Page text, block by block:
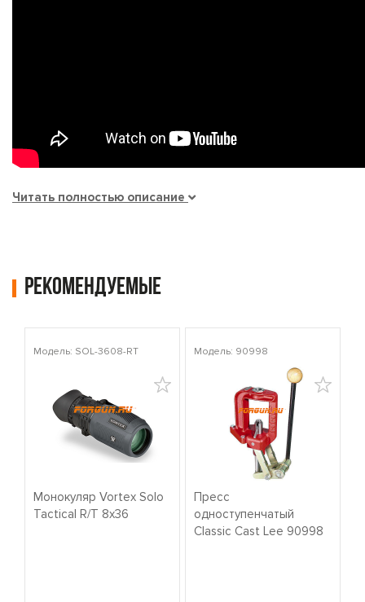
Читать полностью описание
Рекомендуемые
Модель: SOL-3608-RT
Монокуляр Vortex Solo
Tactical R/T 8x36
Модель: 90998
Пресс
одноступенчатый
Classic Cast Lee 90998